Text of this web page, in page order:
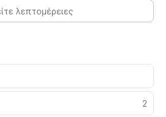
περιλαμβάνονται ρεσεψιόν όλο
προσωπικό και αποθήκευση
λεπτομέρειες
2